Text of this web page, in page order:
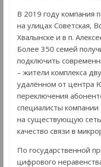
В 2019 году компания
на улицах Советская,
Хвалынске и в п.
Более 350 семей
подключить
– жители комплекса
удалённом от центра
переключения
специалисты компании
на существующую
качество связи в
По государственной
цифрового